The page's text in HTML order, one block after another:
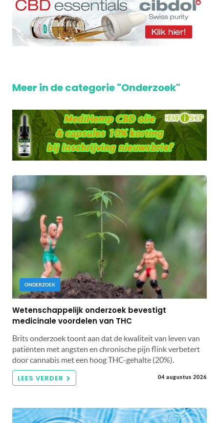
Meer in de categorie "Onderzoek"
ONDERZOEK
Wetenschappelijk onderzoek bevestigt
medicinale voordelen van THC
Brits onderzoek toont aan dat de kwaliteit van leven van
patiënten met angsten en chronische pijn flink verbetert
door cannabis met een hoog THC-gehalte (20%).
LEES VERDER 04 augustus 2026